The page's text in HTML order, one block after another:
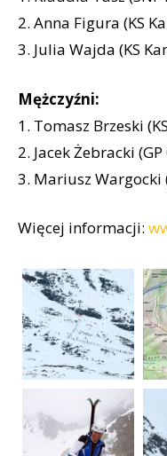
2. Anna Figura (KS
3. Julia Wajda (KS
Mężczyźni:
1. Tomasz Brzeski
2. Jacek Żebracki
3. Mariusz Wargocki
Więcej informacji: